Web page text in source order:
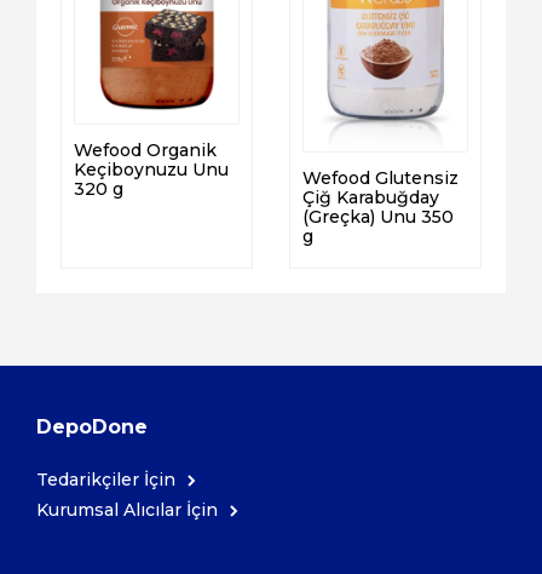
Wefood Organik
Keçiboynuzu Unu
320 g
Wefood Glutensiz
Çiğ Karabuğday
(Greçka) Unu 350
g
DepoDone
Tedarikçiler İçin
Kurumsal Alıcılar İçin